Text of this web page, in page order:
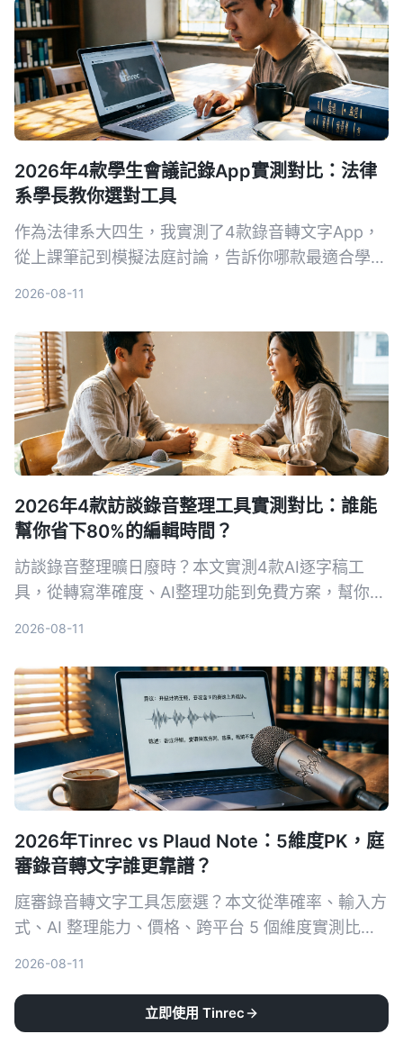
2026年4款學生會議記錄App實測對比：法律
系學長教你選對工具
作為法律系大四生，我實測了4款錄音轉文字App，
從上課筆記到模擬法庭討論，告訴你哪款最適合學
2026-08-11
2026年4款訪談錄音整理工具實測對比：誰能
幫你省下80%的編輯時間？
訪談錄音整理曠日廢時？本文實測4款AI逐字稿工
具，從轉寫準確度、AI整理功能到免費方案，幫你挑
2026-08-11
2026年Tinrec vs Plaud Note：5維度PK，庭
審錄音轉文字誰更靠譜？
庭審錄音轉文字工具怎麼選？本文從準確率、輸入方
式、AI 整理能力、價格、跨平台 5 個維度實測比較
2026-08-11
立即使用 Tinrec